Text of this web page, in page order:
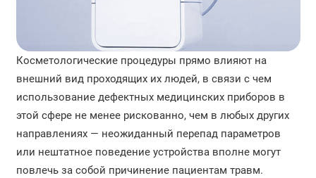
Ремонт стоматологического оборудования
Монтаж медицинского оборудования
Диагностика медицинского оборудования
Косметологические процедуры прямо влияют на
внешний вид проходящих их людей, в связи с чем
использование дефектных медицинских приборов в
этой сфере не менее рискованно, чем в любых других
направлениях — неожиданный перепад параметров
или нештатное поведение устройства вполне могут
повлечь за собой причинение пациентам травм.